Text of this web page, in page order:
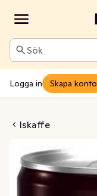
Sök
Logga in Skapa konto
Iskaffe
& Milk